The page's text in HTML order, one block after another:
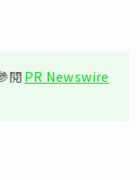
閱PR Newswire